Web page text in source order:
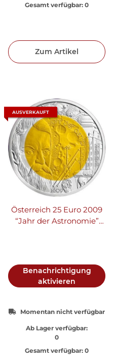
Gesamt verfügbar: 0
Zum Artikel
AUSVERKAUFT
Österreich 25 Euro 2009
“Jahr der Astronomie”
Benachrichtigung
aktivieren
Momentan nicht verfügbar
Ab Lager verfügbar:
0
Gesamt verfügbar: 0